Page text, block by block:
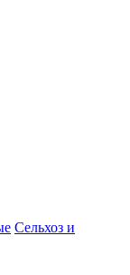
Сельхоз и